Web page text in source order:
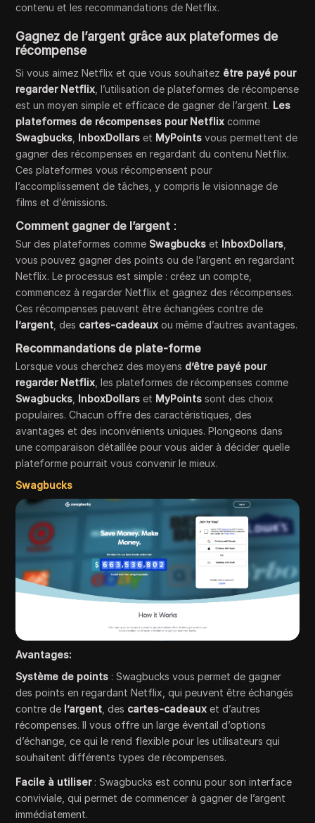
contenu et les recommandations de Netflix.
Gagnez de l’argent grâce aux plateformes de
récompense
Si vous aimez Netflix et que vous souhaitez être payé pour
regarder Netflix , l’utilisation de plateformes de récompense
est un moyen simple et efficace de gagner de l’argent. Les
plateformes de récompenses pour Netflix comme
Swagbucks InboxDollars et MyPoints vous permettent de
gagner des récompenses en regardant du contenu Netflix.
Ces plateformes vous récompensent pour
l’accomplissement de tâches, y compris le visionnage de
films et d’émissions.
Comment gagner de l’argent :
Sur des plateformes comme Swagbucks et InboxDollars
vous pouvez gagner des points ou de l’argent en regardant
Netflix. Le processus est simple : créez un compte,
commencez à regarder Netflix et gagnez des récompenses.
Ces récompenses peuvent être échangées contre de
l’argent , des cartes-cadeaux ou même d’autres avantages.
Recommandations de plate-forme
Lorsque vous cherchez des moyens d’être payé pour
regarder Netflix , les plateformes de récompenses comme
Swagbucks InboxDollars et MyPoints sont des choix
populaires. Chacun offre des caractéristiques, des
avantages et des inconvénients uniques. Plongeons dans
une comparaison détaillée pour vous aider à décider quelle
plateforme pourrait vous convenir le mieux.
Swagbucks
Avantages:
Système de points : Swagbucks vous permet de gagner
des points en regardant Netflix, qui peuvent être échangés
contre de l’argent , des cartes-cadeaux et d’autres
récompenses. Il vous offre un large éventail d’options
d’échange, ce qui le rend flexible pour les utilisateurs qui
souhaitent différents types de récompenses.
Facile à utiliser: Swagbucks est connu pour son interface
conviviale, qui permet de commencer à gagner de l’argent
immédiatement.